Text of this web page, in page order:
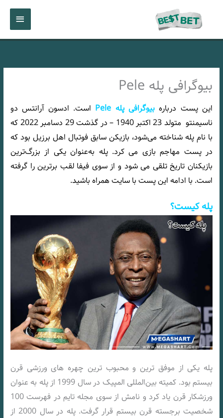
اصلی
بیوگرافی پله Pele
این پست دربارهبیوگرافی پله Pele
است. ادسون آرانتس دو
ناسیمنتو متولد 23 اکتبر 1940 – در گذشت 29 دسامبر 2022 که
با نام پله شناخته می‌شود، بازیکن سابق فوتبال اهل برزیل بود که
در پست مهاجم بازی می‌ کرد. پله به‌عنوان یکی از بزرگ‌ترین
بازیکنان تاریخ تلقی می‌ شود و از سوی فیفا لقب برترین را گرفته‌
است. با ادامه این پست با سایت همراه باشید.
پله کیست؟
پله یکی از موفق‌ ترین و محبوب‌ ترین چهره‌ های ورزشی قرن
بیستم بود. کمیته بین‌المللی المپیک در سال 1999 از پله به عنوان
ورزشکار قرن یاد کرد و نامش از سوی مجله تایم در فهرست 100
شخصیت برجسته قرن بیستم قرار گرفت. پله در سال 2000 از